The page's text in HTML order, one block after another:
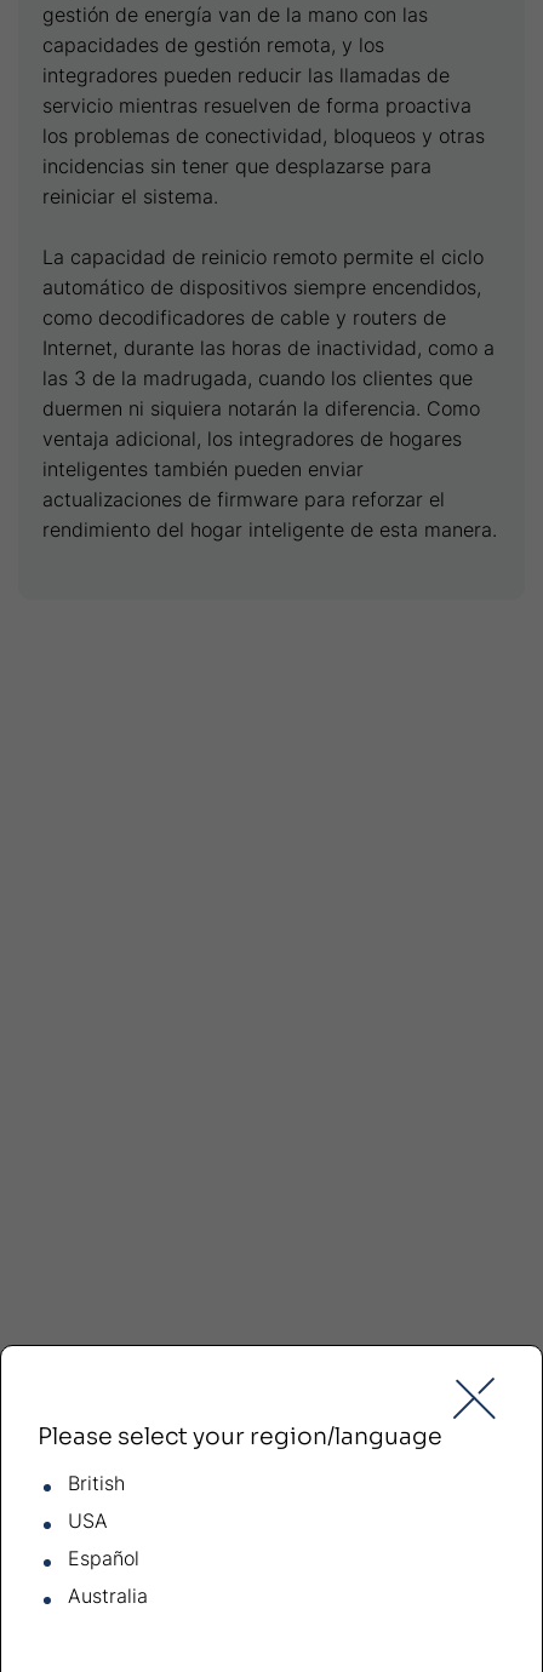
gestión de energía van de la mano con las
capacidades de gestión remota, y los
integradores pueden reducir las llamadas de
servicio mientras resuelven de forma proactiva
los problemas de conectividad, bloqueos y otras
incidencias sin tener que desplazarse para
reiniciar el sistema.
La capacidad de reinicio remoto permite el ciclo
automático de dispositivos siempre encendidos,
como decodificadores de cable y routers de
Internet, durante las horas de inactividad, como a
las 3 de la madrugada, cuando los clientes que
duermen ni siquiera notarán la diferencia. Como
ventaja adicional, los integradores de hogares
inteligentes también pueden enviar
actualizaciones de firmware para reforzar el
rendimiento del hogar inteligente de esta manera.
Please select your region/language
British
USA
Español
Australia